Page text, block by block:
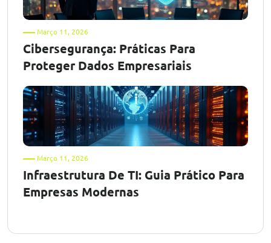
Março 11, 2026
Cibersegurança: Práticas Para
Proteger Dados Empresariais
Março 11, 2026
Infraestrutura De TI: Guia Prático Para
Empresas Modernas